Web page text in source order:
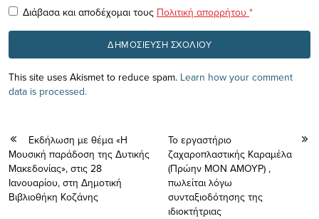
Διάβασα και αποδέχομαι τους Πολιτική απορρήτου *
This site uses Akismet to reduce spam. Learn how your comment
data is processed.
Εκδήλωση με θέμα «Η
Μουσική παράδοση της Δυτικής
Μακεδονίας», στις 28
Ιανουαρίου, στη Δημοτική
Βιβλιοθήκη Κοζάνης
Το εργαστήριο
ζαχαροπλαστικής Καραμέλα
(Πρώην ΜΟΝ ΑΜΟΥΡ) ,
πωλείται λόγω
συνταξιοδότησης της
ιδιοκτήτριας